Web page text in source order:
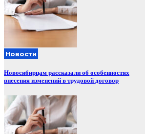
Новости
Новосибирцам рассказали об особенностях
внесения изменений в трудовой договор